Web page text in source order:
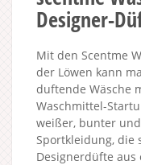
Designer-
Mit den Scentme
der Löwen kann
duftende Wäsche
Waschmittel-
weißer, bunter
Sportkleidung, die
Designerdüfte aus